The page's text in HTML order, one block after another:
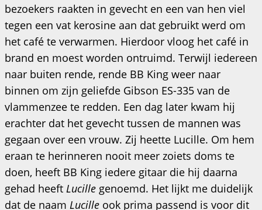
bezoekers raakten in gevecht en een van hen viel
tegen een vat kerosine aan dat gebruikt werd om
het café te verwarmen. Hierdoor vloog het café in
brand en moest worden ontruimd. Terwijl iedereen
naar buiten rende, rende BB King weer naar
binnen om zijn geliefde Gibson ES-335 van de
vlammenzee te redden. Een dag later kwam hij
erachter dat het gevecht tussen de mannen was
gegaan over een vrouw. Zij heette Lucille. Om hem
eraan te herinneren nooit meer zoiets doms te
doen, heeft BB King iedere gitaar die hij daarna
gehad heeft Lucille genoemd. Het lijkt me duidelijk
dat de naam Lucille ook prima passend is voor dit